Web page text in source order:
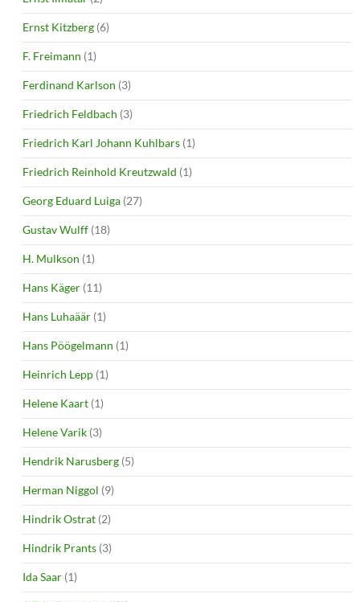
Ernst Kitzberg (6)
F. Freimann (1)
Ferdinand Karlson (3)
Friedrich Feldbach (3)
Friedrich Karl Johann Kuhlbars (1)
Friedrich Reinhold Kreutzwald (1)
Georg Eduard Luiga (27)
Gustav Wulff (18)
H. Mulkson (1)
Hans Käger (11)
Hans Luhaäär (1)
Hans Pöögelmann (1)
Heinrich Lepp (1)
Helene Kaart (1)
Helene Varik (3)
Hendrik Narusberg (5)
Herman Niggol (9)
Hindrik Ostrat (2)
Hindrik Prants (3)
Ida Saar (1)